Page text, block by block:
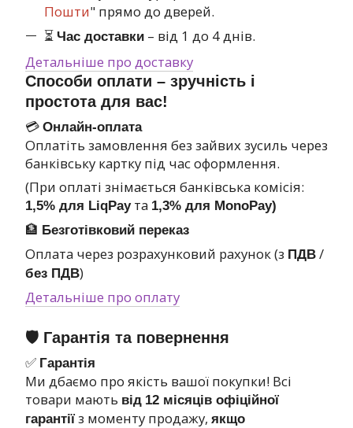
Пошти" прямо до дверей.
⏳ Час доставки – від 1 до 4 днів.
Детальніше про доставку
Способи оплати – зручність і
простота для вас!
💳 Онлайн-оплата
Оплатіть замовлення без зайвих зусиль через
банківську картку під час оформлення.
(При оплаті знімається банківська комісія:
1,5% для LiqPayта 1,3% для MonoPay)
🏦 Безготівковий переказ
Оплата через розрахунковий рахунок (з ПДВ /
без ПДВ)
Детальніше про оплату
🛡 Гарантія та повернення
✅ Гарантія
Ми дбаємо про якість вашої покупки! Всі
товари мають від 12 місяців офіційної
гарантії з моменту продажу, якщо